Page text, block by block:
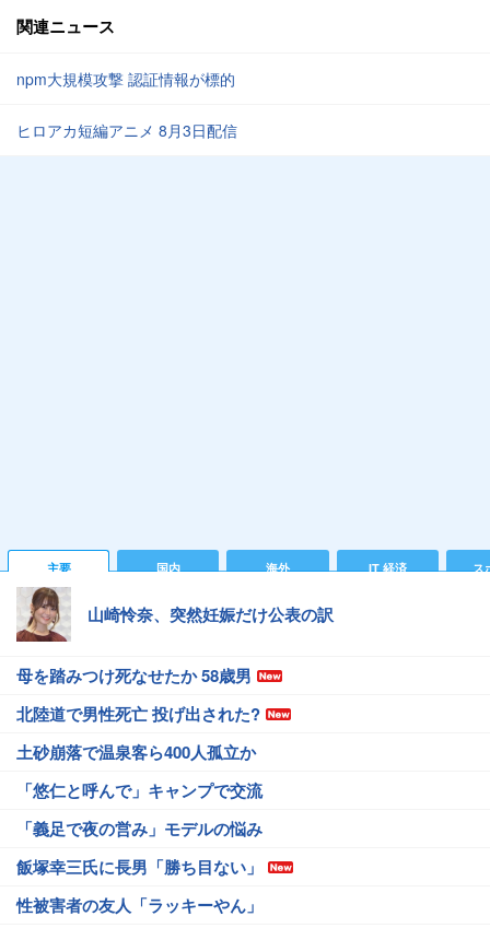
関連ニュース
npm大規模攻撃 認証情報が標的
ヒロアカ短編アニメ 8月3日配信
主要 国内 海外 IT 経済 ス
山崎怜奈、突然妊娠だけ公表の訳
母を踏みつけ死なせたか 58歳男
北陸道で男性死亡 投げ出された?
土砂崩落で温泉客ら400人孤立か
「悠仁と呼んで」キャンプで交流
「義足で夜の営み」モデルの悩み
飯塚幸三氏に長男「勝ち目ない」
性被害者の友人「ラッキーやん」